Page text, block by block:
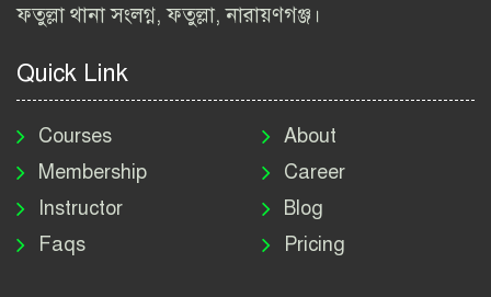
২০২৬ | BIWTA Job Circular
মাদকদ্রব্য নিয়ন্ত্রণ অধিদপ্তর
নিয়োগ বিজ্ঞপ্তি ২০২৬ | DNC
Job Circular 2026
পাসপোর্ট করতে কি কি লাগে
২০২৬ | ই-পাসপোর্ট আবেদন ও
ফতুল্লা থানা সংলগ্ন, ফতুল্লা, নারায়ণগঞ্জ।
Quick Link
Courses
Membership
Instructor
Faqs
About
Career
Blog
Pricing